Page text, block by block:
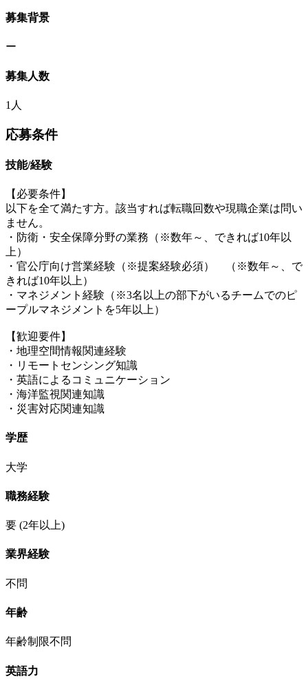
募集背景
ー
募集人数
1人
応募条件
技能/経験
【必要条件】
以下を全て満たす方。該当すれば転職回数や現職企業は問い
ません。
・防衛・安全保障分野の業務（※数年～、できれば10年以
上）
・官公庁向け営業経験（※提案経験必須） （※数年～、で
きれば10年以上）
・マネジメント経験（※3名以上の部下がいるチームでのピ
ープルマネジメントを5年以上）
【歓迎要件】
・地理空間情報関連経験
・リモートセンシング知識
・英語によるコミュニケーション
・海洋監視関連知識
・災害対応関連知識
学歴
大学
職務経験
要 (2年以上)
業界経験
不問
年齢
年齢制限不問
英語力